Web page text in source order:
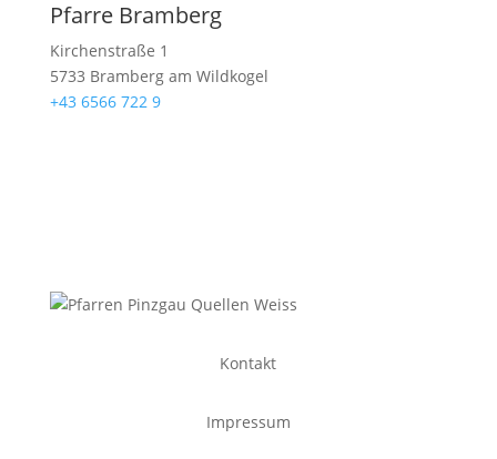
Pfarre Bramberg
Kirchenstraße 1
5733 Bramberg am Wildkogel
+43 6566 722 9
Kontakt
Impressum